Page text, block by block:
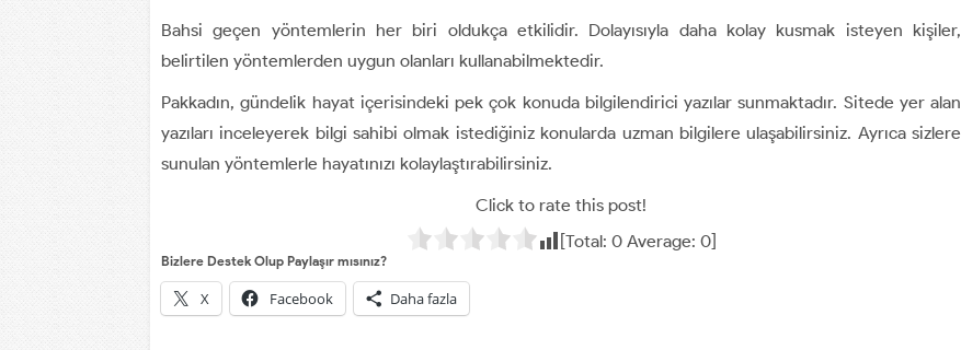
Bahsi geçen yöntemlerin her biri oldukça etkilidir. Dolayısıyla daha kolay kusmak isteyen kişiler,
belirtilen yöntemlerden uygun olanları kullanabilmektedir.
Pakkadın, gündelik hayat içerisindeki pek çok konuda bilgilendirici yazılar sunmaktadır. Sitede yer alan
yazıları inceleyerek bilgi sahibi olmak istediğiniz konularda uzman bilgilere ulaşabilirsiniz. Ayrıca sizlere
sunulan yöntemlerle hayatınızı kolaylaştırabilirsiniz.
Click to rate this post!
[Total: 0Average: 0]
Bizlere Destek Olup Paylaşır mısınız?
X Facebook Daha fazla